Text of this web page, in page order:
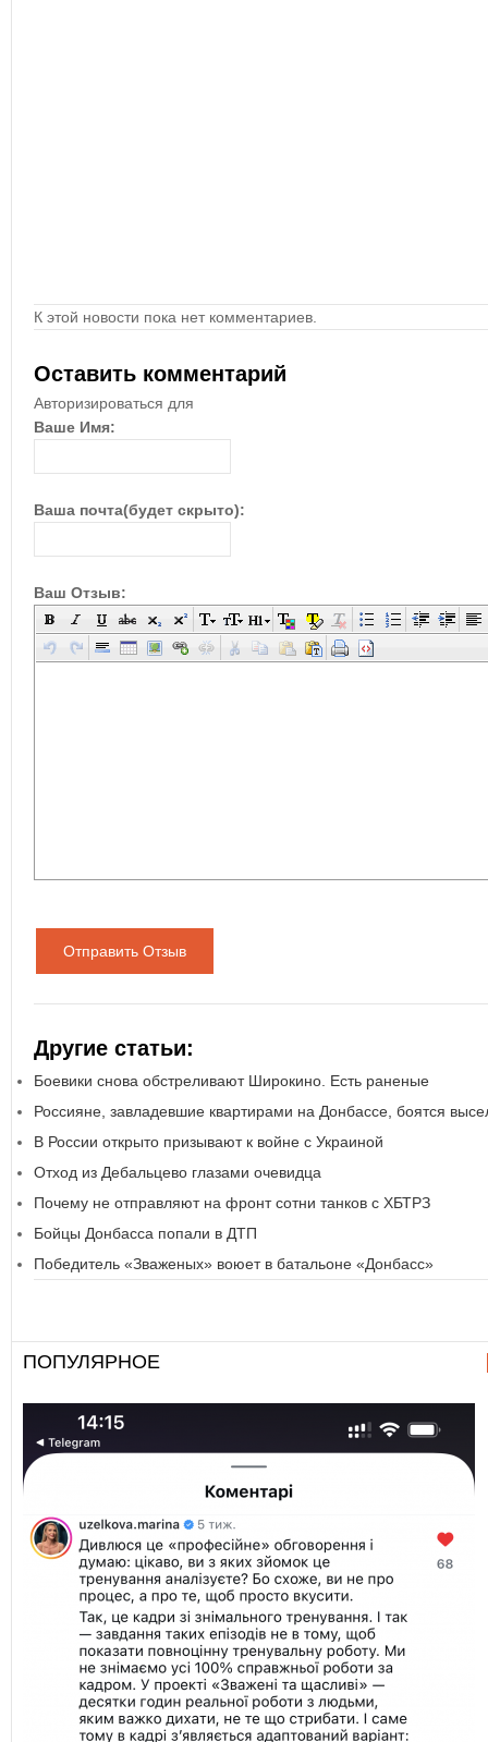
К этой новости пока нет комментариев.
Оставить комментарий
Авторизироваться для
Ваше Имя:
Ваша почта(будет скрыто):
Ваш Отзыв:
Отправить Отзыв
Другие статьи:
Боевики снова обстреливают Широкино. Есть раненые
Россияне, завладевшие квартирами на Донбассе, боятся
В России открыто призывают к войне с Украиной
Отход из Дебальцево глазами очевидца
Почему не отправляют на фронт сотни танков с ХБТРЗ
Бойцы Донбасса попали в ДТП
Победитель «Зваженых» воюет в батальоне «Донбасс»
ПОПУЛЯРНОЕ